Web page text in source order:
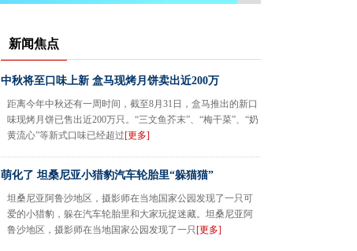
新闻焦点
中秋将至口味上新 盒马现烤月饼卖出近200万
距离今年中秋还有一周时间，截至8月31日，盒马推出的新口
味现烤月饼已售出近200万只。“三文鱼芥末”、“梅干菜”、“奶
黄流心”等新式口味已经超过[更多]
萌化了 坦桑尼亚小猎豹汽车轮胎里“躲猫猫”
坦桑尼亚阿鲁沙地区，摄影师在当地国家公园发现了一只可
爱的小猎豹，躲在汽车轮胎里和大家玩捉迷藏。坦桑尼亚阿
鲁沙地区，摄影师在当地国家公园发现了一只 [更多]